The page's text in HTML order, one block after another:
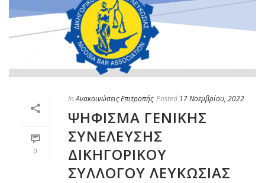
0
In Ανακοινώσεις Επιτροπής Posted 17 Νοεμβρίου, 2022
ΨΗΦΙΣΜΑ ΓΕΝΙΚΗΣ
ΣΥΝΕΛΕΥΣΗΣ
ΔΙΚΗΓΟΡΙΚΟΥ
ΣΥΛΛΟΓΟΥ ΛΕΥΚΩΣΙΑΣ